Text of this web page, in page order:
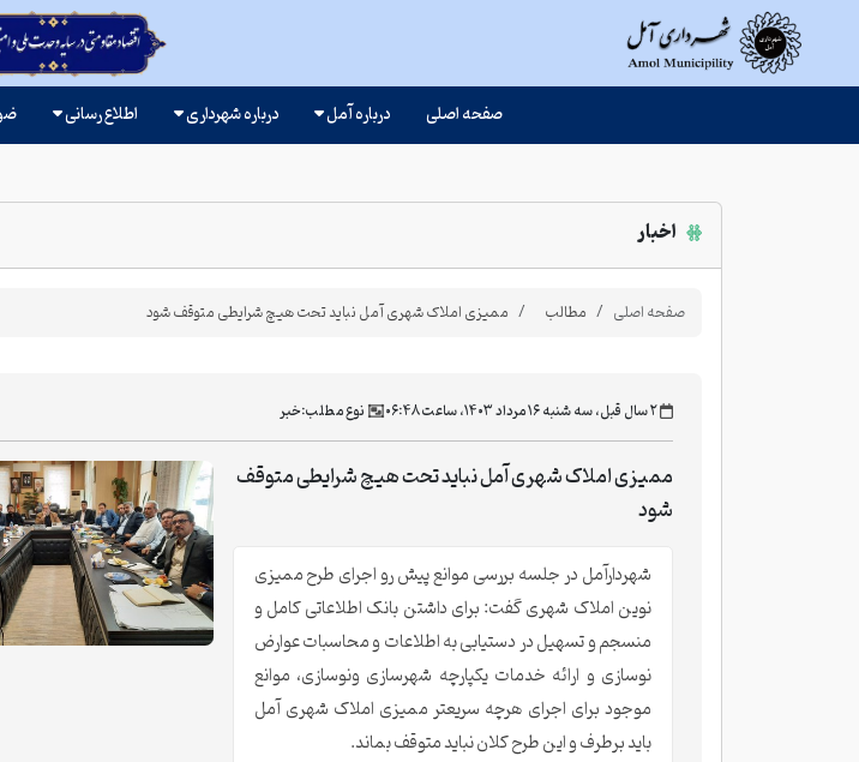
صفحه اصلی درباره آمل درباره شهرداری اطلاع رسانی
اخبار
صفحه اصلی مطالب ممیزی املاک شهری آمل نباید تحت هیچ شرایطی متوقف شود
‫۲ سال قبل، سه شنبه ۱۶ مرداد ۱۴۰۳، ساعت ۰۶:۴۸ نوع مطلب:خبر
ممیزی املاک شهری آمل نباید تحت هیچ شرایطی متوقف
شود
شهردارآمل در جلسه بررسی موانع پیش رو اجرای طرح ممیزی
نوین املاک شهری گفت: برای داشتن بانک اطلاعاتی کامل و
منسجم و تسهیل در دستیابی به اطلاعات و محاسبات عوارض
نوسازی و ارائه خدمات یکپارچه شهرسازی ونوسازی، موانع
موجود برای اجرای هرچه سریعتر ممیزی املاک شهری آمل
باید برطرف و این طرح کلان نباید متوقف بماند.